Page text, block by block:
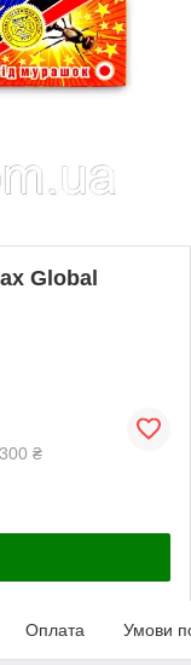
Global
₴
Оплата Умови